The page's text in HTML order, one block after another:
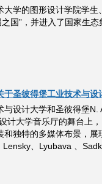
学的图形设计学院学
国”，并进入了国家生
于圣彼得堡工业技术与
设计大学和圣彼得堡
计大学音乐厅的舞台上
独特的多媒体布景，
、Lyubava 、